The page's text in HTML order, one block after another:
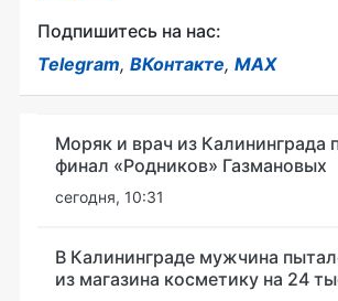
Подпишитесь на нас:
Telegram, ВКонтакте, MAX
Моряк и врач из Калининграда
финал «Родников» Газмановых
сегодня, 10:31
В Калининграде мужчина
из магазина косметику на 24